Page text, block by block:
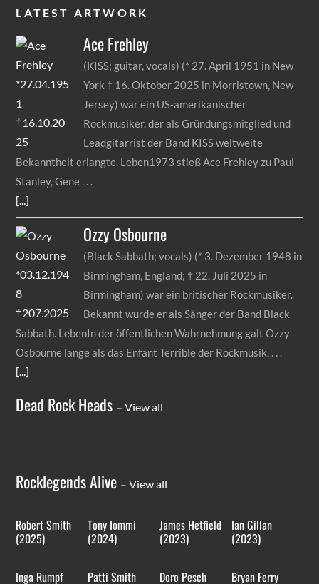
LATEST ARTWORK
AceFrehley
(KISS; guitar, vocals) (* 27. April 1951 in New
York † 16. Oktober 2025 in Morristown, New
Jersey) war ein US-amerikanischer
Rockmusiker, der als Gründungsmitglied und
Leadgitarrist der Band KISS weltweite
Bekanntheit erlangte. Leben1973 stieß Ace Frehley zu Paul
Stanley, Gene
[...]
OzzyOsbourne
(Black Sabbath; vocals) (* 3. Dezember 1948 in
Birmingham, England; † 22. Juli 2025 in
Birmingham) war ein britischer Rockmusiker.
Bekannt wurde er als Sänger der Band Black
Sabbath. LebenIn der öffentlichen Wahrnehmung galt Ozzy
Osbourne lange als das Enfant Terrible der Rockmusik.
[...]
Dead Rock Heads –View all
Rocklegends Alive –View all
Robert Smith
(2025)
Tony Iommi
(2024)
James Hetfield
(2023)
Ian Gillan
(2023)
Inga Rumpf Patti Smith Doro Pesch Bryan Ferry